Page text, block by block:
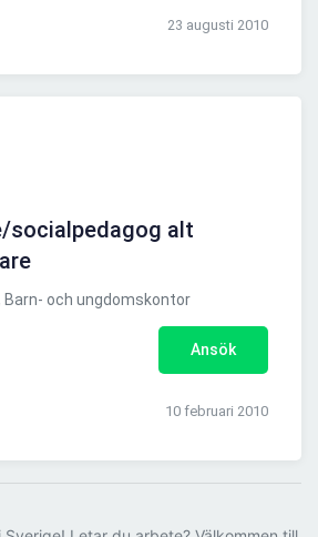
23 augusti 2010
socialpedagog alt
Barn- och ungdomskontor
Ansök
10 februari 2010